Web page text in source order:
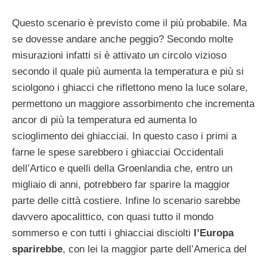
Questo scenario è previsto come il più probabile. Ma
se dovesse andare anche peggio? Secondo molte
misurazioni infatti si è attivato un circolo vizioso
secondo il quale più aumenta la temperatura e più si
sciolgono i ghiacci che riflettono meno la luce solare,
permettono un maggiore assorbimento che incrementa
ancor di più la temperatura ed aumenta lo
scioglimento dei ghiacciai. In questo caso i primi a
farne le spese sarebbero i ghiacciai Occidentali
dell’Artico e quelli della Groenlandia che, entro un
migliaio di anni, potrebbero far sparire la maggior
parte delle città costiere. Infine lo scenario sarebbe
davvero apocalittico, con quasi tutto il mondo
sommerso e con tutti i ghiacciai disciolti l’Europa
sparirebbe, con lei la maggior parte dell’America del